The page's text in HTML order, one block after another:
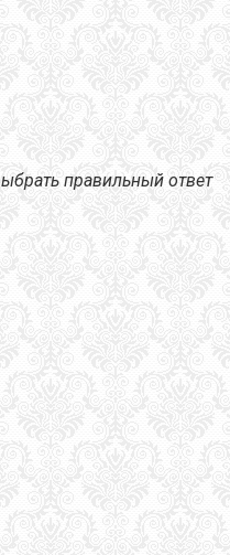
правильный ответ